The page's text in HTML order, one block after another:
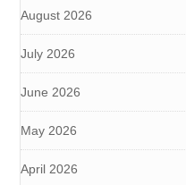
August 2026
July 2026
June 2026
May 2026
April 2026